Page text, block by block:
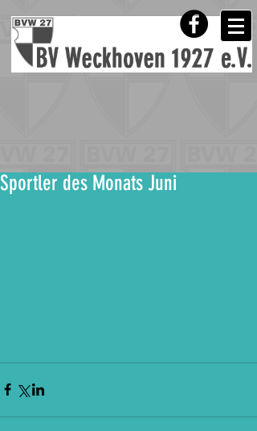
Sportler des Monats Juni